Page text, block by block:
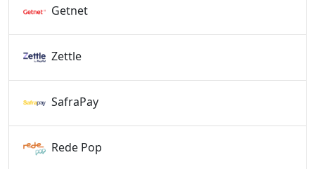
Getnet
Zettle
SafraPay
Rede Pop